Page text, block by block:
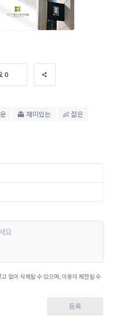
0
👻 재미있는 👶 젊은
없이 삭제될 수 있으며, 이용이 제한될 수
등록